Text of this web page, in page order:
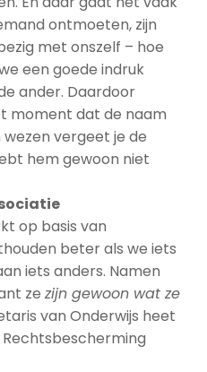
ontmoeten, zijn
met onszelf – hoe
een goede indruk
ander. Daardoor
moment dat de naam
vergeet je de
hem gewoon niet
op basis van
beter als we iets
iets anders. Namen
ze zijn gewoon wat ze
van Onderwijs heet